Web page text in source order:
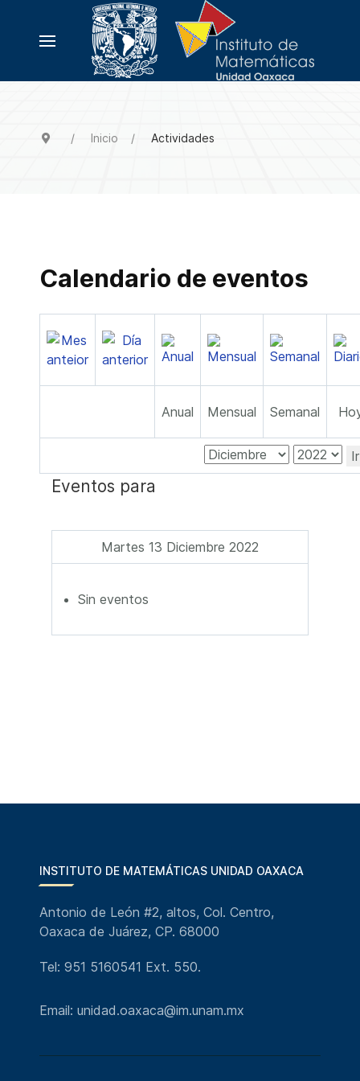
Inicio Actividades
Calendario de eventos
Anual Mensual Semanal
Eventos para
Martes 13 Diciembre 2022
Sin eventos
INSTITUTO DE MATEMÁTICAS UNIDAD OAXACA
Antonio de León #2, altos, Col. Centro,
Oaxaca de Juárez, CP. 68000
Tel: 951 5160541 Ext. 550.
Email: unidad.oaxaca@im.unam.mx